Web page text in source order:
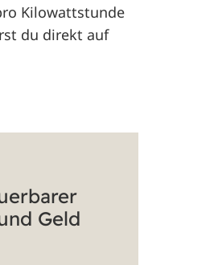
Kilowattstunde
du direkt auf
Geld